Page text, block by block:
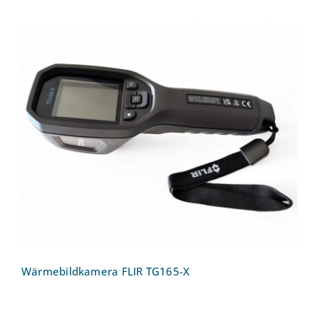
Wärmebildkamera FLIR TG165-X
Wärmebildkamera FLIR TG165-X